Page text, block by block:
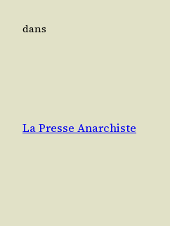
dans
La Presse Anarchiste